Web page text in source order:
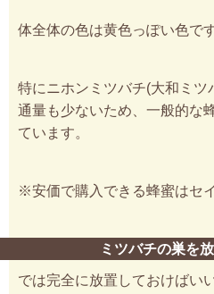
体全体の色は黄色っぽい色です
特にニホンミツバチ(大和ミツ
通量も少ないため、一般的な
ています。
※安価で購入できる蜂蜜はセ
ミツバチの巣を
では完全に放置しておけばい